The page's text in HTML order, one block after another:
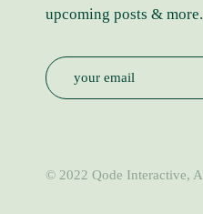
upcoming posts & more.
© 2022 Qode Interactive,